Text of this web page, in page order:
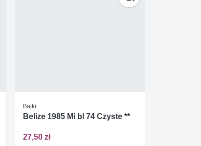
Bajki
Belize 1985 Mi bl 74 Czyste **
27,50 zł